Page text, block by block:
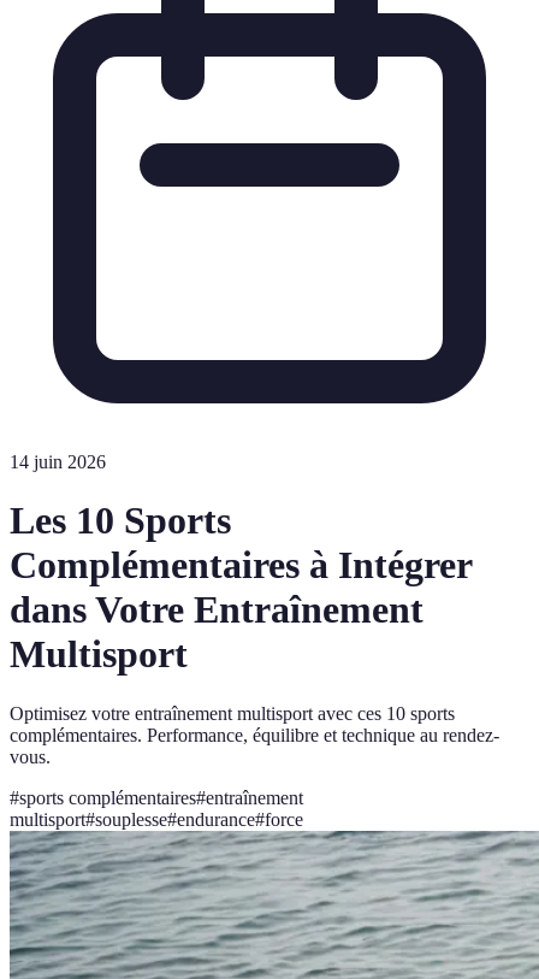
14 juin 2026
Les 10 Sports
Complémentaires à Intégrer
dans Votre Entraînement
Multisport
Optimisez votre entraînement multisport avec ces 10 sports
complémentaires. Performance, équilibre et technique au rendez-
vous.
#sports complémentaires#entraînement
multisport#souplesse#endurance#force